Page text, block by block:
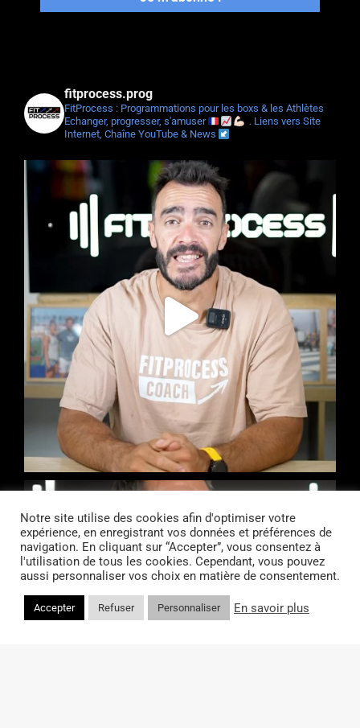
fitprocess.prog
FitProcess : Programmations pour les boxs & les Athlètes
Echanger, progresser, s'amuser
. Liens vers Site
Internet, Chaîne YouTube & News
Notre site utilise des cookies afin d'optimiser votre
expérience, en enregistrant vos données et préférences de
navigation. En cliquant sur “Accepter”, vous consentez à
l'utilisation de tous les cookies. Cependant, vous pouvez
aussi personnaliser vos choix en matière de consentement.
Accepter Refuser Personnaliser En savoir plus